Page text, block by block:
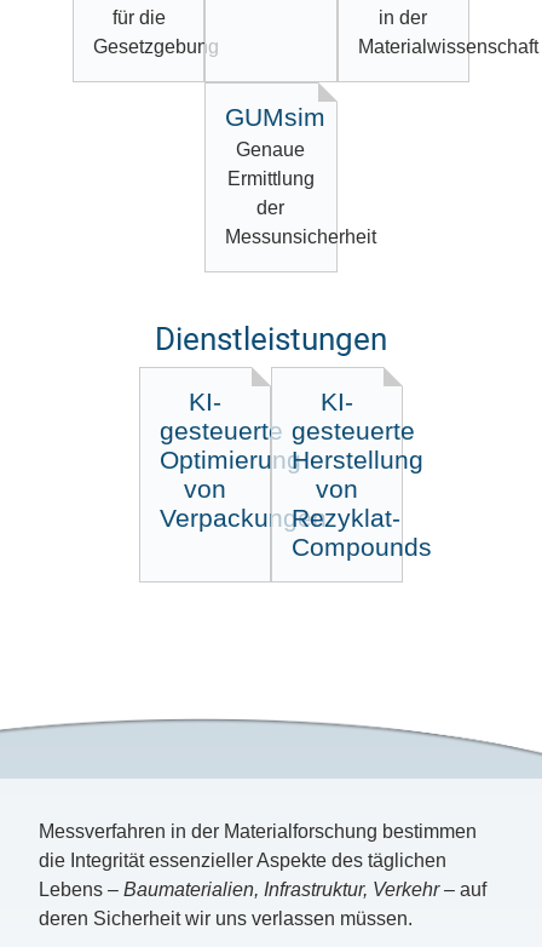
für die
Gesetzgebung
in der
Materialwissenschaft
GUMsim
Genaue
Ermittlung
der
Messunsicherheit
Dienstleistungen
KI-
gesteuerte
Optimierung
von
Verpackungen
KI-
gesteuerte
Herstellung
von
Rezyklat-
Compounds
Messverfahren in der Materialforschung bestimmen
die Integrität essenzieller Aspekte des täglichen
Lebens – Baumaterialien, Infrastruktur, Verkehr – auf
deren Sicherheit wir uns verlassen müssen.